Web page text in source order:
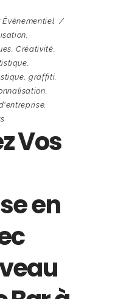
Évènementiel
,
,Créativité,
,
,graffiti,
,
,
Vos
en